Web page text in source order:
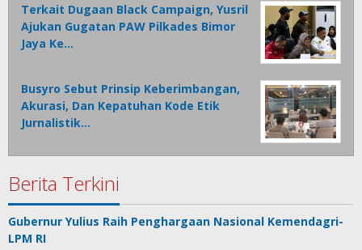
Terkait Dugaan Black Campaign, Yusril
Ajukan Gugatan PAW Pilkades Bimor
Jaya Ke…
Busyro Sebut Prinsip Keberimbangan,
Akurasi, Dan Kepatuhan Kode Etik
Jurnalistik…
Berita Terkini
Gubernur Yulius Raih Penghargaan Nasional Kemendagri-
LPM RI